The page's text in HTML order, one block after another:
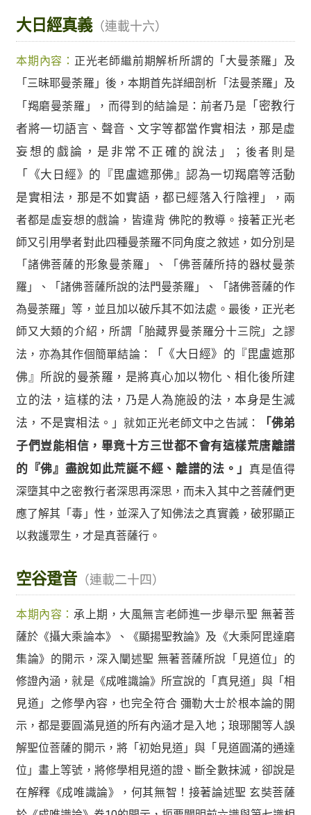
大日經真義（連載十六）
本期內容： 正光老師繼前期解析所謂的「大曼荼羅」及
「三昧耶曼荼羅」後，本期首先詳細剖析「法曼荼羅」及
「羯磨曼荼羅」，而得到的結論是：前者乃是 「密教行
者將一切語言、聲音、文字等都當作實相法，那是虛
妄想的戲論，是非常不正確的說法」
；後者則是
「《大日經》的『毘盧遮那佛』認為一切羯磨等活動
是實相法，那是不如實語，都已經落入行陰裡」
，兩
者都是虛妄想的戲論，皆違背 佛陀的教導。接著正光老
師又引用學者對此四種曼荼羅不同角度之敘述，如分別是
「諸佛菩薩的形象曼荼羅」、「佛菩薩所持的器杖曼荼
羅」、「諸佛菩薩所說的法門曼荼羅」、「諸佛菩薩的作
為曼荼羅」等，並且加以破斥其不如法處。最後，正光老
師又大類的介紹，所謂「胎藏界曼荼羅分十三院」之謬
法，亦為其作個簡單結論：
「《大日經》的『毘盧遮那
佛』所說的曼荼羅，是將真心加以物化、相化後所建
立的法，這樣的法，乃是人為施設的法，本身是生滅
法，不是實相法。」就如正光老師文中之告誡：
「佛弟
子們豈能相信，畢竟十方三世都不會有這樣荒唐離譜
的『佛』盡說如此荒誕不經、離譜的法。」 真是值得
深墮其中之密教行者深思再深思，而未入其中之菩薩們更
應了解其「毒」性，並深入了知佛法之真實義，破邪顯正
以救護眾生，才是真菩薩行。
空谷跫音 （連載二十四）
本期內容： 承上期，大風無言老師進一步舉示聖 無著菩
薩於《攝大乘論本》、《顯揚聖教論》及《大乘阿毘達磨
集論》的開示，深入闡述聖 無著菩薩所說「見道位」的
修證內涵，就是《成唯識論》所宣說的「真見道」與「相
見道」之修學內容，也完全符合 彌勒大士於根本論的開
示，都是要圓滿見道的所有內涵才是入地；琅琊閣等人誤
解聖位菩薩的開示，將「初始見道」與「見道圓滿的通達
位」畫上等號，將修學相見道的證、斷全數抹滅，卻說是
在解釋《成唯識論》，何其無智！接著論述聖 玄奘菩薩